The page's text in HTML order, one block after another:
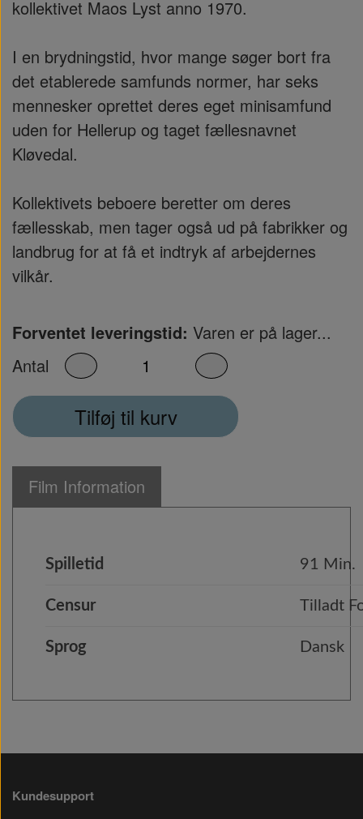
kollektivet Maos Lyst anno 1970.
I en brydningstid, hvor mange søger bort fra
det etablerede samfunds normer, har seks
mennesker oprettet deres eget minisamfund
uden for Hellerup og taget fællesnavnet
Kløvedal.
Kollektivets beboere beretter om deres
fællesskab, men tager også ud på fabrikker og
landbrug for at få et indtryk af arbejdernes
vilkår.
Forventet leveringstid: Varen er på lager...
Antal
Tilføj til kurv
Film Information
Spilletid 91 Min.
Censur Tilladt
Sprog Dansk
Kundesupport